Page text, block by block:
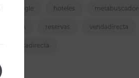
google hoteles
OTA reservas vendadirecta
ventadirecta